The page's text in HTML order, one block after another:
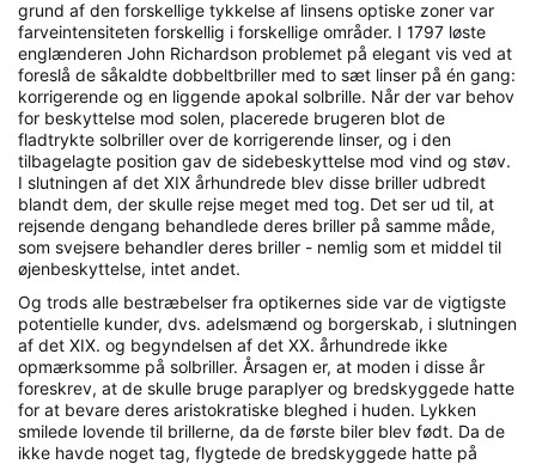
grund af den forskellige tykkelse af linsens optiske zoner var
farveintensiteten forskellig i forskellige områder. I 1797 løste
englænderen John Richardson problemet på elegant vis ved at
foreslå de såkaldte dobbeltbriller med to sæt linser på én gang:
korrigerende og en liggende apokal solbrille. Når der var behov
for beskyttelse mod solen, placerede brugeren blot de
fladtrykte solbriller over de korrigerende linser, og i den
tilbagelagte position gav de sidebeskyttelse mod vind og støv.
I slutningen af det XIX århundrede blev disse briller udbredt
blandt dem, der skulle rejse meget med tog. Det ser ud til, at
rejsende dengang behandlede deres briller på samme måde,
som svejsere behandler deres briller - nemlig som et middel til
øjenbeskyttelse, intet andet.
Og trods alle bestræbelser fra optikernes side var de vigtigste
potentielle kunder, dvs. adelsmænd og borgerskab, i slutningen
af det XIX. og begyndelsen af det XX. århundrede ikke
opmærksomme på solbriller. Årsagen er, at moden i disse år
foreskrev, at de skulle bruge paraplyer og bredskyggede hatte
for at bevare deres aristokratiske bleghed i huden. Lykken
smilede lovende til brillerne, da de første biler blev født. Da de
ikke havde noget tag, flygtede de bredskyggede hatte på